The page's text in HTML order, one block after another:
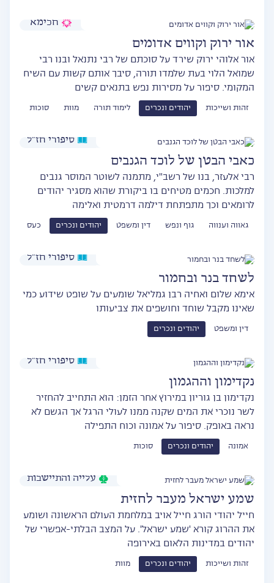
חכימא
אור ירוק וקווים אדומים
אור אלוהי ירוק שירד על סוכתם של רבי נתנאל ובנו רבי
שמואל הלוי בעת שלמדו תורה, סיבך אותם קשות עם השיח
המקומי. סיפור על מסירות נפש בתנאים קשים
זהות ושייכות יהודים ונכרים לימוד תורה מוות סוכות
סיפורי חז״ל
כאבי הבטן של לוכד הגנבים
רבי אלעזר, בנו של רשב"י, מתמנה לשוטר המוסר גנבים
למלכות. חכמים מטיחים בו ביקורת שהוא מסגיר יהודים
לרומאים וכך מתפתחת דילמה דרמטית ואלימה
גאווה וענווה גוף ונפש דין ומשפט יהודים ונכרים כעס
סיפורי חז״ל
לשחד בנר ובחמור
אימא שלום ואחיה רבן גמליאל שומעים על שופט שידוע כמי
שאינו מקבל שוחד וחושפים את צביעותו
דין ומשפט יהודים ונכרים
סיפורי חז״ל
נקדימון וההגמון
נקדימון בן גוריון במירוץ אחר הזמן: הוא התחייב להחזיר
לשר נוכרי את המים שקנה ממנו לעולי הרגל אך הגשם לא
נראה באופק. סיפור על אמונה וכוח התפילה
אמונה יהודים ונכרים סוכות
עלייה והתיישבות
שמע ישראל מעבר לחזית
חייל יהודי הורג חייל אויב במלחמת העולם הראשונה ושומע
את ההרוג קורא 'שמע ישראל'. על המצב הבלתי-אפשרי של
יהודים במדינות הלאום באירופה
זהות ושייכות יהודים ונכרים מוות